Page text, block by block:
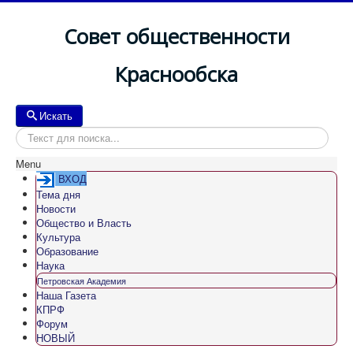
Совет общественности
Краснообска
Искать
Menu
ВХОД
Тема дня
Новости
Общество и Власть
Культура
Образование
Наука
Петровская Академия
Наша Газета
КПРФ
Форум
НОВЫЙ